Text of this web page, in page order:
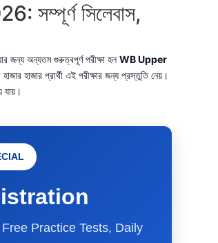
সিলেবাস,
জন্য অন্যতম গুরুত্বপূর্ণ পরীক্ষা হল WB Upper
হাজার প্রার্থী এই পরীক্ষার জন্য প্রস্তুতি নেয়।
যায়।
Practice Tests, Daily